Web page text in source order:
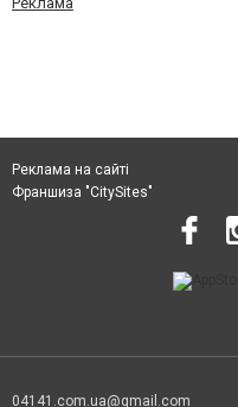
Реклама на сайті
Франшиза "CitySites"
04141.com.ua@gmail.com